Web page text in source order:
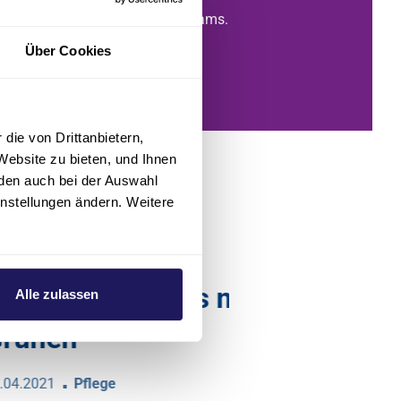
Über Cookies
von Drittanbietern,
zu bieten, und Ihnen
auch bei der Auswahl
ändern. Weitere
Alle zulassen
neue Kolleg*innen in ihren Teams.
mitten im